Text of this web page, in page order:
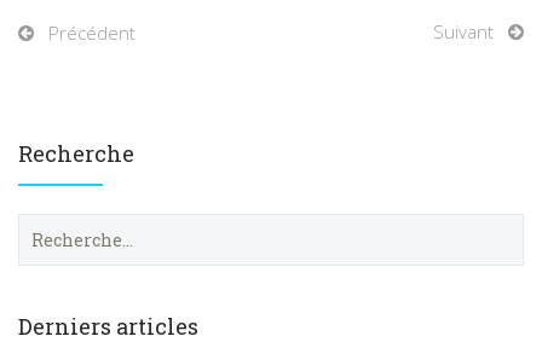
Précédent Suivant
Recherche
e
Derniers articles